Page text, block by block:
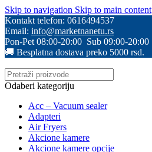
Skip to navigation Skip to main content
Kontakt telefon: 0616494537
Email: info@marketnanetu.rs
Pon-Pet 08:00-20:00 Sub 09:00-20:00
🚚 Besplatna dostava preko 5000 rsd.
Odaberi kategoriju
Acc – Vacuum sealer
Adapteri
Air Fryers
Akcione kamere
Akcione kamere opcije